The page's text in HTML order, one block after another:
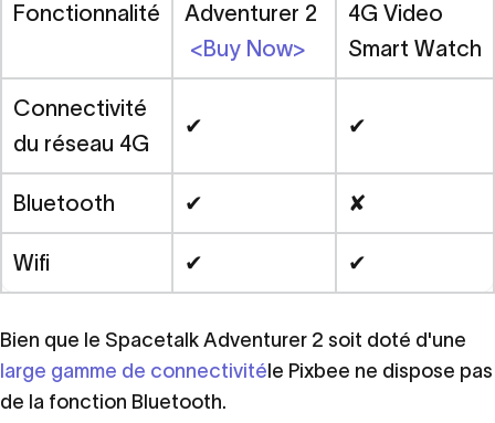
Fonctionnalité
Adventurer 2
<Buy Now>
4G Video
Smart Watch
Connectivité
du réseau 4G
✔ ✔
Bluetooth ✔ ✘
Wifi ✔ ✔
Bien que le Spacetalk Adventurer 2 soit doté d'une
large gamme de connectivité le Pixbee ne dispose pas
de la fonction Bluetooth.